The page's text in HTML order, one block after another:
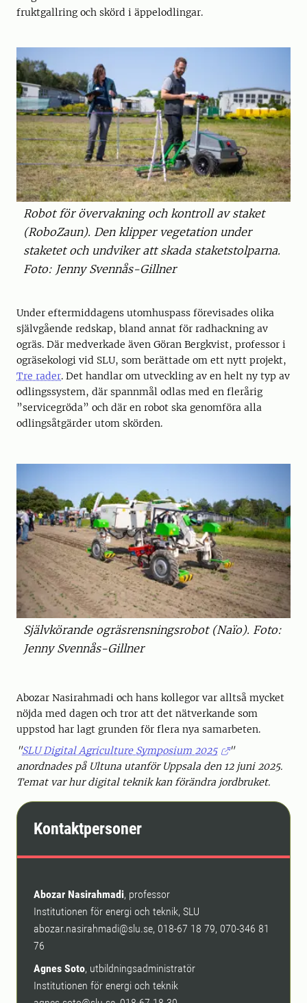
fruktgallring och skörd i äppelodlingar.
Robot för övervakning och kontroll av staket
(RoboZaun). Den klipper vegetation under
staketet och undviker att skada staketstolparna.
Foto: Jenny Svennås-Gillner
Under eftermiddagens utomhuspass förevisades olika
självgående redskap, bland annat för radhackning av
ogräs. Där medverkade även Göran Bergkvist, professor i
ogräsekologi vid SLU, som berättade om ett nytt projekt,
Tre rader. Det handlar om utveckling av en helt ny typ av
odlingssystem, där spannmål odlas med en flerårig
”servicegröda” och där en robot ska genomföra alla
odlingsåtgärder utom skörden.
Självkörande ogräsrensningsrobot (Naïo). Foto:
Jenny Svennås-Gillner
Abozar Nasirahmadi och hans kollegor var alltså mycket
nöjda med dagen och tror att det nätverkande som
uppstod har lagt grunden för flera nya samarbeten.
"SLU Digital Agriculture Symposium 2025
"
anordnades på Ultuna utanför Uppsala den 12 juni 2025.
Temat var hur digital teknik kan förändra jordbruket.
Kontaktpersoner
Abozar Nasirahmadi, professor
Institutionen för energi och teknik, SLU
abozar.nasirahmadi@slu.se, 018-67 18 79, 070-346 81
76
Agnes Soto, utbildningsadministratör
Institutionen för energi och teknik